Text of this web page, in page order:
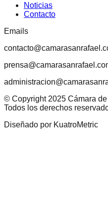
Noticias
Contacto
Emails
© Copyright 2025 Cámara
Todos los derechos
Diseñado por KuatroMetric